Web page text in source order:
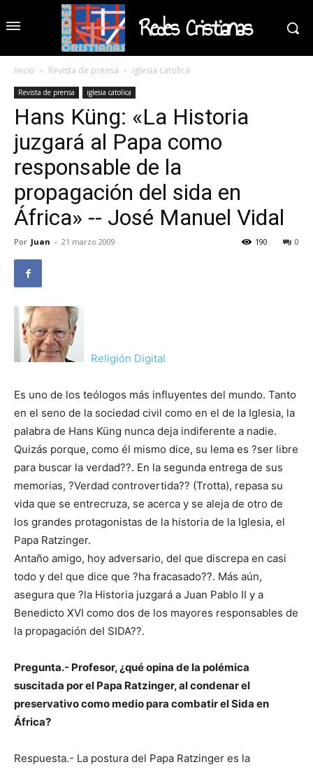
Redes Cristianas
Inicio Revista de prensa iglesia catolica
Revista de prensa iglesia catolica
Hans Küng: «La Historia
juzgará al Papa como
responsable de la
propagación del sida en
África» -- José Manuel Vidal
Por Juan - 21 marzo 2009 0
190
Religión Digital
Es uno de los teólogos más influyentes del mundo. Tanto
en el seno de la sociedad civil como en el de la Iglesia, la
palabra de Hans Küng nunca deja indiferente a nadie.
Quizás porque, como él mismo dice, su lema es ?ser libre
para buscar la verdad??. En la segunda entrega de sus
memorias, ?Verdad controvertida?? (Trotta), repasa su
vida que se entrecruza, se acerca y se aleja de otro de
los grandes protagonistas de la historia de la Iglesia, el
Papa Ratzinger.
Antaño amigo, hoy adversario, del que discrepa en casi
todo y del que dice que ?ha fracasado??. Más aún,
asegura que ?la Historia juzgará a Juan Pablo II y a
Benedicto XVI como dos de los mayores responsables de
la propagación del SIDA??.
Pregunta.- Profesor, ¿qué opina de la polémica
suscitada por el Papa Ratzinger, al condenar el
preservativo como medio para combatir el Sida en
África?
Respuesta.- La postura del Papa Ratzinger es la